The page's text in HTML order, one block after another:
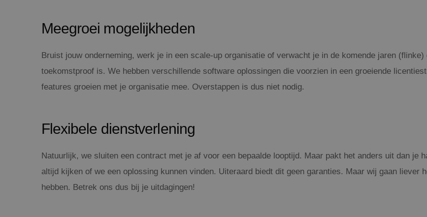
Meegroei mogelijkheden
Bruist jouw onderneming, werk je in een scale-up organisatie of verwacht je in de komende jaren
toekomstproof is. We hebben verschillende software oplossingen die voorzien in een groeiende
features groeien met je organisatie mee. Overstappen is dus niet nodig.
Flexibele dienstverlening
Natuurlijk, we sluiten een contract met je af voor een bepaalde looptijd. Maar pakt het anders uit dan je
altijd kijken of we een oplossing kunnen vinden. Uiteraard biedt dit geen garanties. Maar wij gaan liever
hebben. Betrek ons dus bij je uitdagingen!